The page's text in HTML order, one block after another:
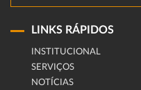
LINKS RÁPIDOS
INSTITUCIONAL
SERVIÇOS
NOTÍCIAS